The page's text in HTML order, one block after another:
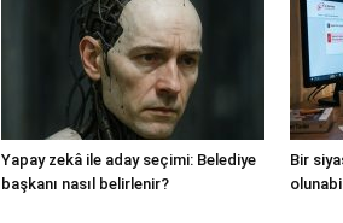
Yapay zekâ ile aday seçimi: Belediye
başkanı nasıl belirlenir?
Bir